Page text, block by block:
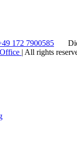
172 7900585
| All rights